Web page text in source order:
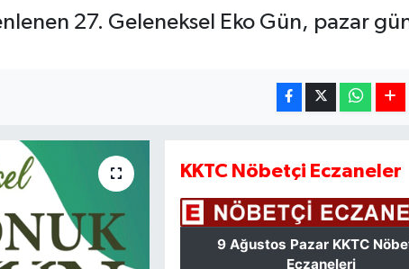
27. Geleneksel Eko Gün, pazar
KKTC Nöbetçi Eczaneler